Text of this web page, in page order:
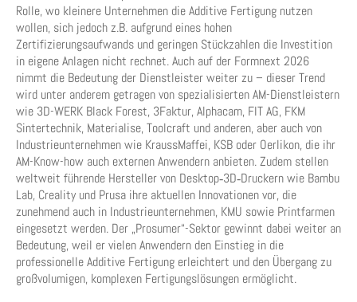
Rolle, wo kleinere Unternehmen die Additive Fertigung nutzen
wollen, sich jedoch z.B. aufgrund eines hohen
Zertifizierungsaufwands und geringen Stückzahlen die Investition
in eigene Anlagen nicht rechnet. Auch auf der Formnext 2026
nimmt die Bedeutung der Dienstleister weiter zu – dieser Trend
wird unter anderem getragen von spezialisierten AM-Dienstleistern
wie 3D-WERK Black Forest, 3Faktur, Alphacam, FIT AG, FKM
Sintertechnik, Materialise, Toolcraft und anderen, aber auch von
Industrieunternehmen wie KraussMaffei, KSB oder Oerlikon, die ihr
AM-Know-how auch externen Anwendern anbieten. Zudem stellen
weltweit führende Hersteller von Desktop‑3D‑Druckern wie Bambu
Lab, Creality und Prusa ihre aktuellen Innovationen vor, die
zunehmend auch in Industrieunternehmen, KMU sowie Printfarmen
eingesetzt werden. Der „Prosumer“-Sektor gewinnt dabei weiter an
Bedeutung, weil er vielen Anwendern den Einstieg in die
professionelle Additive Fertigung erleichtert und den Übergang zu
großvolumigen, komplexen Fertigungslösungen ermöglicht.